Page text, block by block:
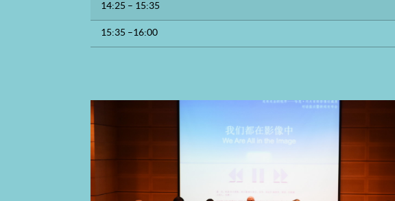
14:25 – 15:35
15:35 –16:00